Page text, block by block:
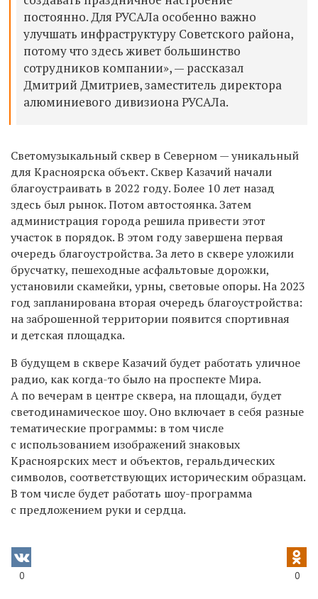
постоянно. Для РУСАЛа особенно важно
улучшать инфраструктуру Советского района,
потому что здесь живет большинство
сотрудников компании», — рассказал
Дмитрий Дмитриев, заместитель директора
алюминиевого дивизиона РУСАЛа.
Светомузыкальный сквер в Северном — уникальный
для Красноярска объект. Сквер Казачий начали
благоустраивать в 2022 году. Более 10 лет назад
здесь был рынок. Потом автостоянка. Затем
администрация города решила привести этот
участок в порядок. В этом году завершена первая
очередь благоустройства. За лето в сквере уложили
брусчатку, пешеходные асфальтовые дорожки,
установили скамейки, урны, световые опоры. На 2023
год запланирована вторая очередь благоустройства:
на заброшенной территории появится спортивная
и детская площадка.
В будущем в сквере Казачий будет работать уличное
радио, как когда-то было на проспекте Мира.
А по вечерам в центре сквера, на площади, будет
светодинамическое шоу. Оно включает в себя разные
тематические программы: в том числе
с использованием изображений знаковых
Красноярских мест и объектов, геральдических
символов, соответствующих историческим образцам.
В том числе будет работать шоу-программа
с предложением руки и сердца.
0 0